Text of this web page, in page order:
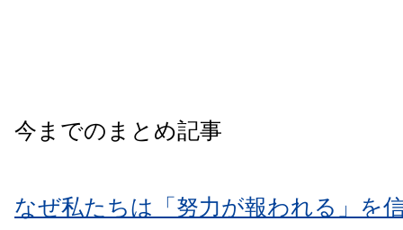
今までのまとめ記事
なぜ私たちは「努力が報われる」を